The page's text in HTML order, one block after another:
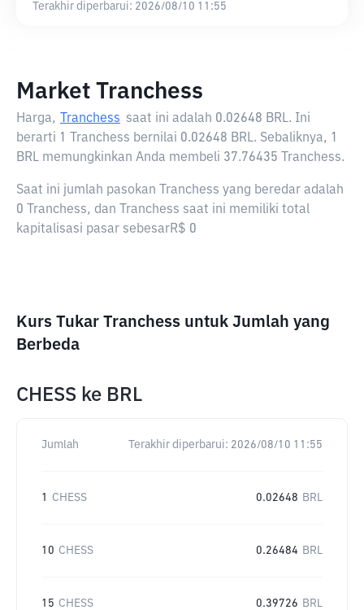
Terakhir diperbarui: 2026/08/10 11:55
Market Tranchess
Harga, Tranchess saat ini adalah 0.02648 BRL. Ini
berarti 1 Tranchess bernilai 0.02648 BRL. Sebaliknya, 1
BRL memungkinkan Anda membeli 37.76435 Tranchess.
Saat ini jumlah pasokan Tranchess yang beredar adalah
0 Tranchess, dan Tranchess saat ini memiliki total
kapitalisasi pasar sebesarR$ 0
Kurs Tukar Tranchess untuk Jumlah yang
Berbeda
CHESS ke BRL
Jumlah Terakhir diperbarui: 2026/08/10 11:55
1 CHESS 0.02648 BRL
10 CHESS 0.26484 BRL
15 CHESS 0.39726 BRL